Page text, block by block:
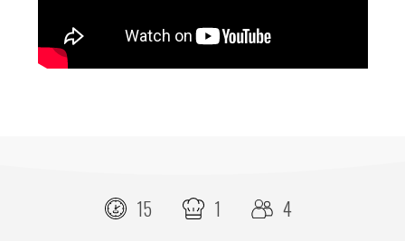
15 1 4